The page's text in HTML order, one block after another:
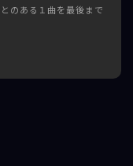
のある１曲を最後まで
るかい」
に問いかける深い歌詞